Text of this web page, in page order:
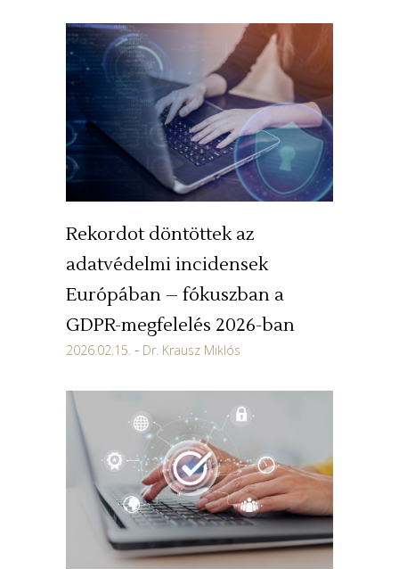
Rekordot döntöttek az
adatvédelmi incidensek
Európában – fókuszban a
GDPR-megfelelés 2026-ban
2026.02.15. Dr. Krausz Miklós